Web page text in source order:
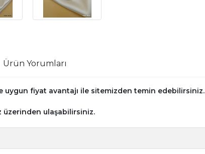
Ürün Yorumları
fiyat avantajı ile sitemizden temin edebilirsiniz.
üzerinden ulaşabilirsiniz.